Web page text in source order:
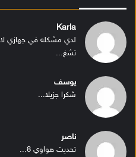
Karla
لدي مشكله في جهازي لا
تشغ...
يوسف
شكرا جزيلا...
ناصر
تحديث هواوي 8...